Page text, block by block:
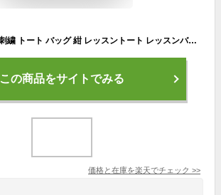
名入れ オリジナル 刺繍 トート バッグ 紺 レッスントート レッスンバッグ 絵本バッグ 幼稚園 小学校 新生活 人気 軽い おしゃれ 女の子 おすすめ イニシャル キッズ トート プレゼント 名入れ イニシャル 刺繍 トートバッグ カップケーキ いちご柄 返品交換不可
この商品をサイトでみる
価格と在庫を楽天でチェック >>